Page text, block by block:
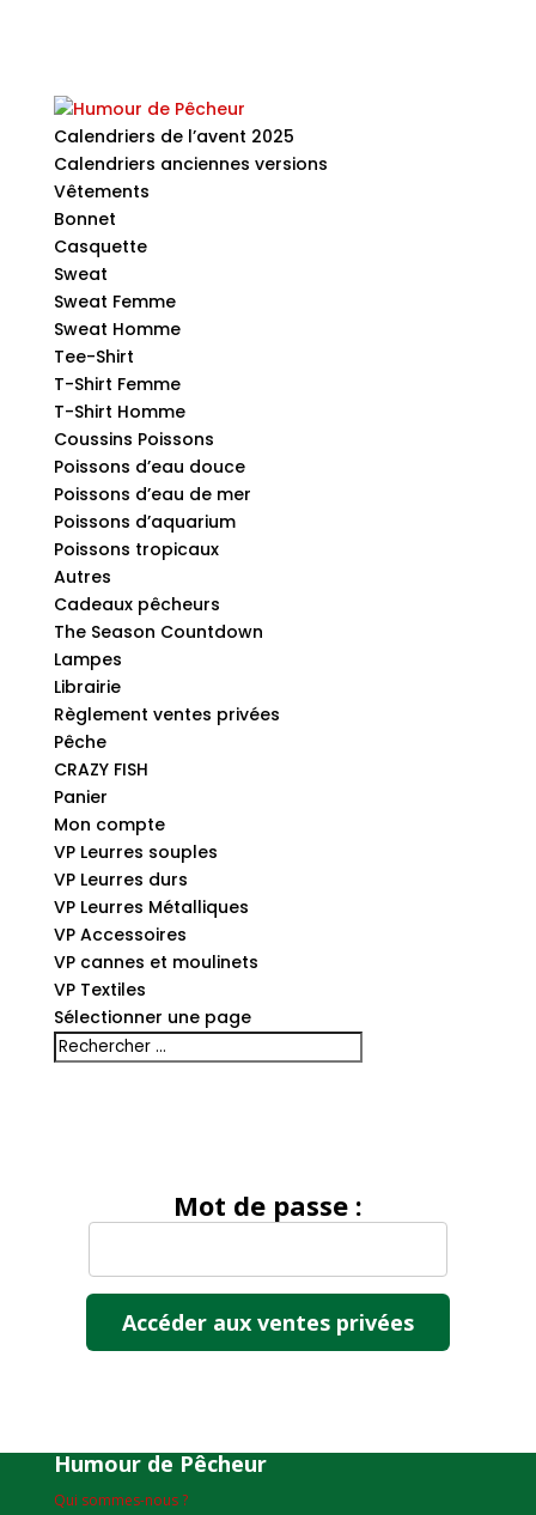
Calendriers de l’avent 2025
Calendriers anciennes versions
Vêtements
Bonnet
Casquette
Sweat
Sweat Femme
Sweat Homme
Tee-Shirt
T-Shirt Femme
T-Shirt Homme
Coussins Poissons
Poissons d’eau douce
Poissons d’eau de mer
Poissons d’aquarium
Poissons tropicaux
Autres
Cadeaux pêcheurs
The Season Countdown
Lampes
Librairie
Règlement ventes privées
Pêche
CRAZY FISH
Panier
Mon compte
VP Leurres souples
VP Leurres durs
VP Leurres Métalliques
VP Accessoires
VP cannes et moulinets
VP Textiles
Sélectionner une page
Mot de passe :
Humour de Pêcheur
Qui sommes-nous ?